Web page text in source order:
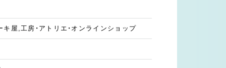
キ屋,工房・アトリエ・オンラインショップ